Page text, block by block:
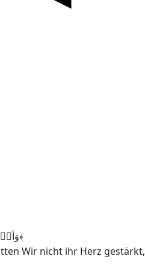
وَاَصۡبَحَ فُؤَادُ اُمِّ مُوۡسٰی فٰرِغًا ؕ اِنۡ کَادَتۡ لَتُبۡدِیۡ بِہٖ لَوۡلَاۤ اَنۡ رَّبَطۡنَا عَلٰی قَلۡبِہَا لِتَکُوۡنَ مِنَ الۡمُؤۡمِنِیۡنَ ﴿۱۱﴾
Wir nicht ihr Herz gestärkt,